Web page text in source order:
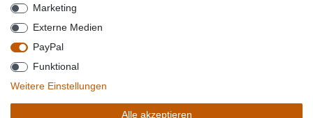
*Alle Preise verstehen sich inkl. MwSt. zzgl. Versandkosten. **Gilt für Lieferungen
innerhalb deutschlands, Lieferzeiten für andere Länder entnehmen Sie bitte der
Schaltfäche mit denVersandinformationen. *** Bei den ausgewiesenen Versandkosten
Marketing
Externe Medien
PayPal
Funktional
Weitere Einstellungen
Alle akzeptieren